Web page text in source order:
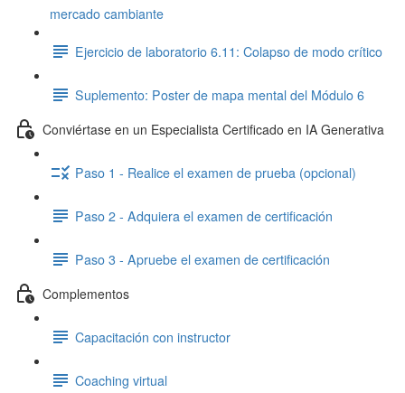
mercado cambiante
Ejercicio de laboratorio 6.11: Colapso de modo crítico
Suplemento: Poster de mapa mental del Módulo 6
Conviértase en un Especialista Certificado en IA Generativa
Paso 1 - Realice el examen de prueba (opcional)
Paso 2 - Adquiera el examen de certificación
Paso 3 - Apruebe el examen de certificación
Complementos
Capacitación con instructor
Coaching virtual